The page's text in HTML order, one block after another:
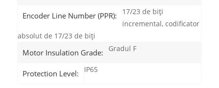
Encoder Line Number (PPR):
17/23 de biți
incremental, codificator
absolut de 17/23 de biți
Motor Insulation Grade: Gradul F
Protection Level: IP65